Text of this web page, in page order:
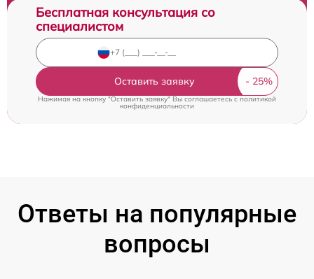
Бесплатная консультация со
специалистом
Оставить заявку
Нажимая на кнопку "Оставить заявку" Вы соглашаетесь cполитикой
конфиденциальности
Ответы на популярные
вопросы